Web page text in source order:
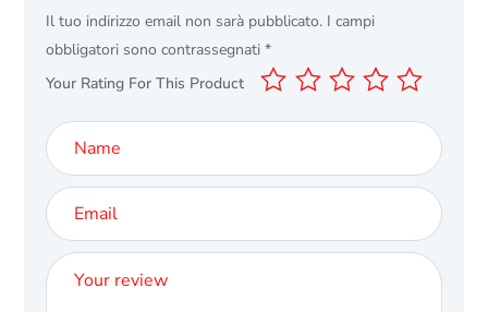
Il tuo indirizzo email non sarà pubblicato. I campi
obbligatori sono contrassegnati*
Your Rating For This Product